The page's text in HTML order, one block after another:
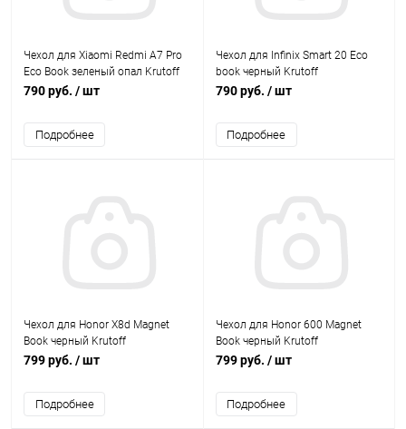
Чехол для Xiaomi Redmi A7 Pro
Eco Book зеленый опал Krutoff
790 руб. / шт
Подробнее
Чехол для Infinix Smart 20 Eco
book черный Krutoff
790 руб. / шт
Подробнее
Чехол для Honor X8d Magnet
Book черный Krutoff
799 руб. / шт
Подробнее
Чехол для Honor 600 Magnet
Book черный Krutoff
799 руб. / шт
Подробнее